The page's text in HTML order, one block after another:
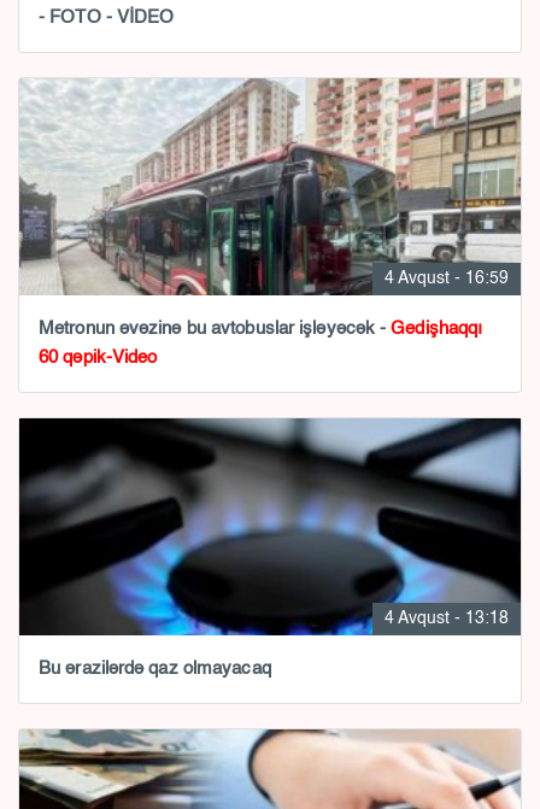
- FOTO - VİDEO
4 Avqust - 16:59
Metronun əvəzinə bu avtobuslar işləyəcək -Gedişhaqqı
60 qəpik-Video
4 Avqust - 13:18
Bu ərazilərdə qaz olmayacaq